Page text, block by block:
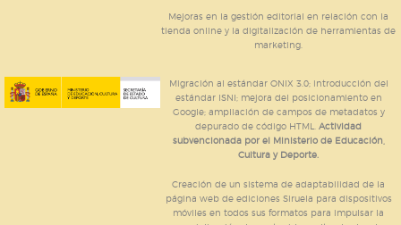
Mejoras en la gestión editorial en relación con la
tienda online y la digitalización de herramientas de
marketing.
Migración al estándar ONIX 3.0; introducción del
estándar ISNI; mejora del posicionamiento en
Google; ampliación de campos de metadatos y
depurado de código HTML.Actividad
subvencionada por el Ministerio de Educación,
Cultura y Deporte.
Creación de un sistema de adaptabilidad de la
página web de ediciones Siruela para dispositivos
móviles en todos sus formatos para impulsar la